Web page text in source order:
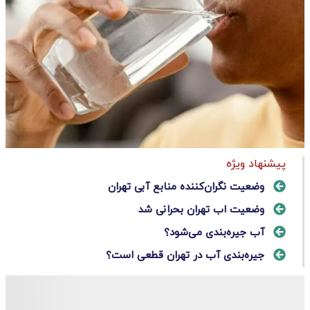
پیشنهاد ویژه
وضعیت نگران‌کننده منابع آبی تهران
وضعیت اب تهران بحرانی شد
آب جیره‌بندی می‌شود؟
جیره‌بندی آب در تهران قطعی است؟